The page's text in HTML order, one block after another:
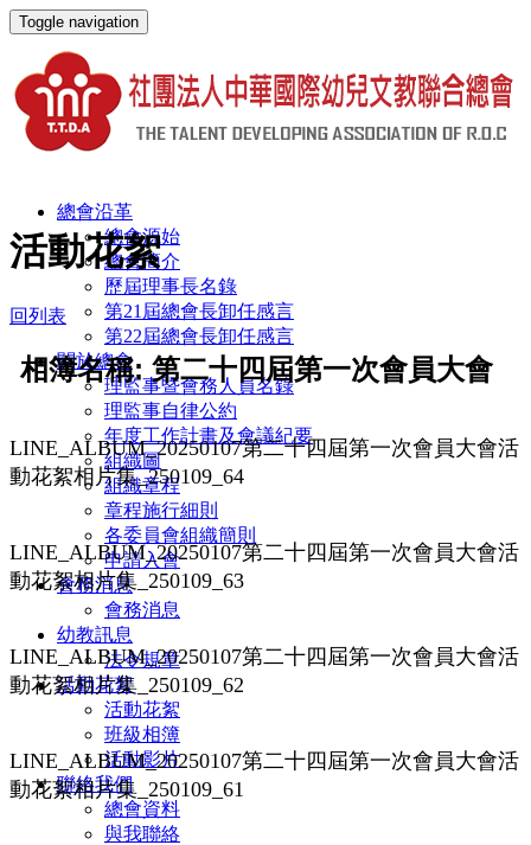
Toggle navigation
總會沿革
總會源始
總會簡介
歷屆理事長名錄
第21屆總會長卸任感言
第22屆總會長卸任感言
關於總會
理監事暨會務人員名錄
理監事自律公約
年度工作計畫及會議紀要
組織圖
組織章程
章程施行細則
各委員會組織簡則
申請入會
會務消息
會務消息
幼教訊息
法令規章
活動花絮
活動花絮
班級相簿
活動影片
聯絡我們
總會資料
與我聯絡
活動花絮
回列表
相簿名稱: 第二十四屆第一次會員大會
LINE_ALBUM_20250107第二十四屆第一次會員大會活
動花絮相片集_250109_64
LINE_ALBUM_20250107第二十四屆第一次會員大會活
動花絮相片集_250109_63
LINE_ALBUM_20250107第二十四屆第一次會員大會活
動花絮相片集_250109_62
LINE_ALBUM_20250107第二十四屆第一次會員大會活
動花絮相片集_250109_61